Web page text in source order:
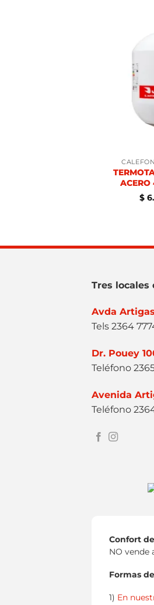
ACERO
$
Tres locales
Avda
Tels 2364
Dr. Pouey
Teléfono
Avenida
Teléfono
Confort
NO vende
Formas
1) En